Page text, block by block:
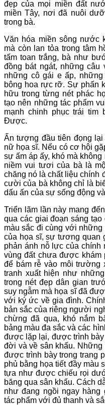
đẹp của mọi miền đất
miền Tây, nơi đã nuôi
trong bà.
Văn hóa miền sông nước
mà còn lan tỏa trong tâm
tấm toan trắng, bà như
đồng bát ngát, những câu
những cô gái e ấp,
bông hoa rực rỡ. Sự phấn
hữu trong từng nét phác
tạo nên những tác phẩm
mạnh chinh phục trái
Được.
Ấn tượng đầu tiên đọng
nữ họa sĩ. Nếu có cơ hội
sự ấm áp ấy, khó mà
niềm vui tươi của bà là
chăng nó là chất liệu chính
cười của bà không chỉ là
dấu ấn của sự sống động
Triển lãm lần này mang
qua các giai đoạn sáng
màu sắc đi cùng với những
của họa sĩ, sự tương quan
phản ánh nỗ lực của
vùng đất chưa được khám
để bám rễ vào môi trường
tranh xuất hiện như
trong nét đẹp dân gian
suy ngẫm mà họa sĩ đã
với ký ức về gia đình.
bản sắc của riêng người
chừng đã qua, khó nắm
bảng màu đa sắcvà các
được lặp lại, được trình
đời và về sân khấu. Những
được trình bày trong trang
phủ bằng họa tiết đầy màu
tựa như được chiếu rọi
băng qua sân khấu. Cách
như đang ngồi ngay hàng
tác phẩm với đủ thanh và